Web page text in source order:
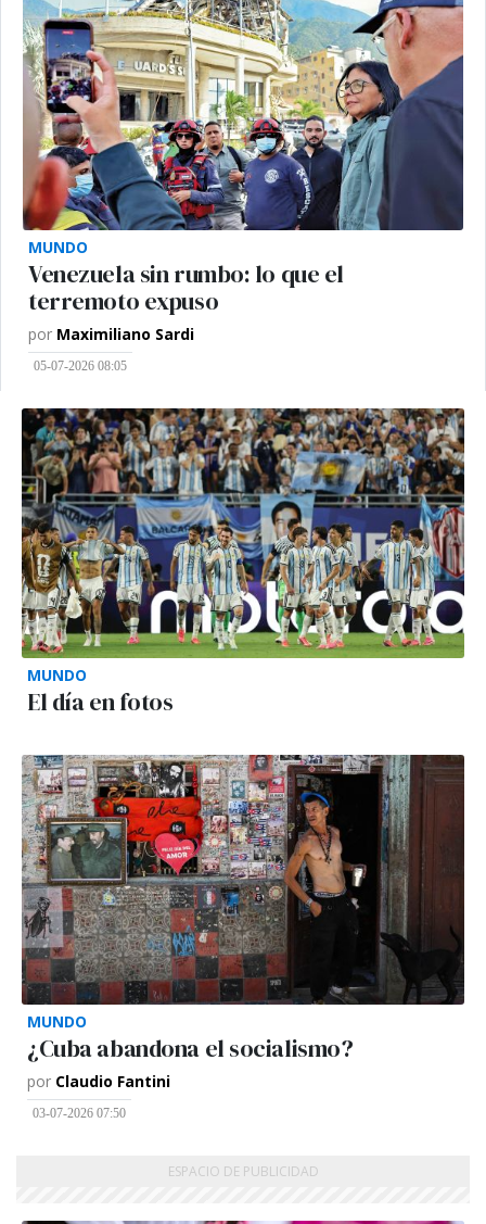
MUNDO
Venezuela sin rumbo: lo que el
terremoto expuso
por Maximiliano Sardi
05-07-2026 08:05
MUNDO
El día en fotos
MUNDO
¿Cuba abandona el socialismo?
por Claudio Fantini
03-07-2026 07:50